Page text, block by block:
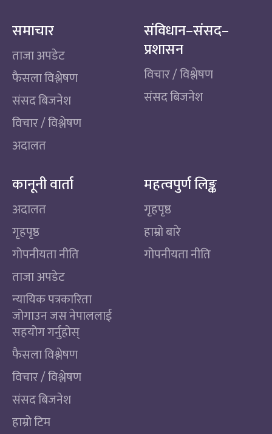
समाचार
ताजा अपडेट
फैसला विश्लेषण
संसद बिजनेश
विचार / विश्लेषण
अदालत
संविधान–संसद–
प्रशासन
विचार / विश्लेषण
संसद बिजनेश
कानूनी वार्ता
अदालत
गृहपृष्ठ
गोपनीयता नीति
ताजा अपडेट
न्यायिक पत्रकारिता
जोगाउन जस नेपाललाई
सहयोग गर्नुहोस्
फैसला विश्लेषण
विचार / विश्लेषण
संसद बिजनेश
हाम्रो टिम
महत्वपुर्ण लिङ्क
गृहपृष्ठ
हाम्रो बारे
गोपनीयता नीति